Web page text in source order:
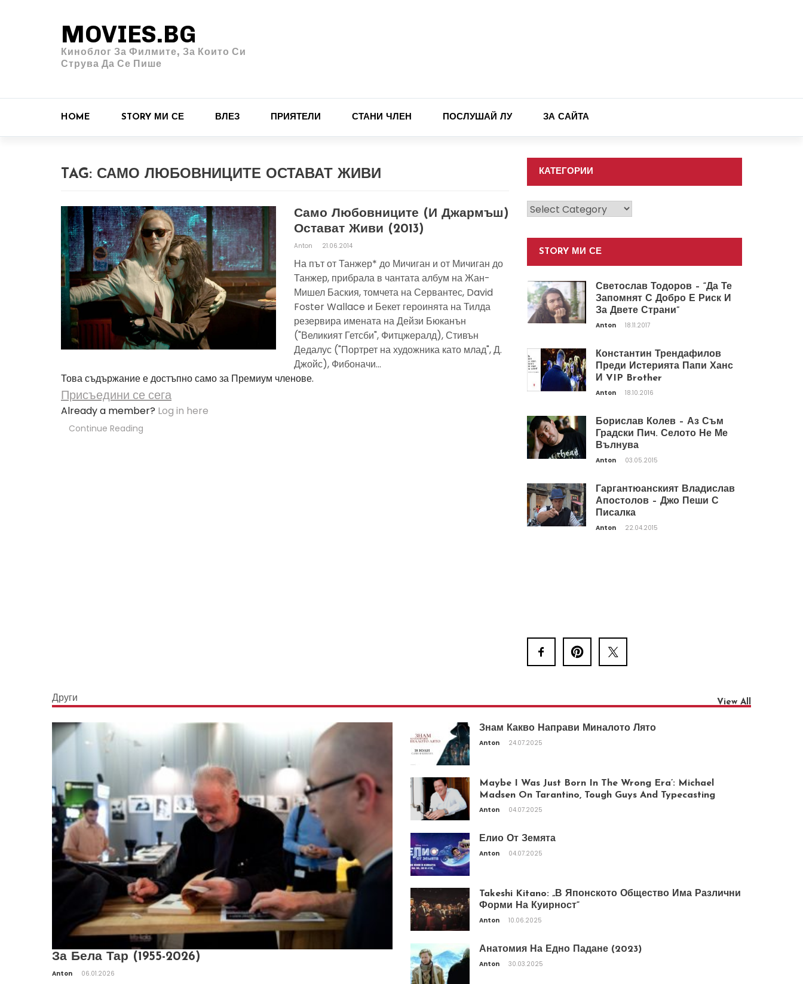
MOVIES.BG
Киноблог За Филмите, За Които Си
Струва Да Се Пише
HOME STORY МИ СЕ ВЛЕЗ ПРИЯТЕЛИ СТАНИ ЧЛЕН ПОСЛУШАЙ ЛУ ЗА САЙТА
TAG: САМО ЛЮБОВНИЦИТЕ ОСТАВАТ ЖИВИ
Само Любовниците (и Джармъш)
Остават Живи (2013)
Anton 21.06.2014
На път от Танжер* до Мичиган и от Мичиган до
Танжер, прибрала в чантата албум на Жан-
Мишел Баския, томчета на Сервантес, David
Foster Wallace и Бекет героинята на Тилда
резервира имената на Дейзи Бюканън
("Великият Гетсби", Фитцжералд), Стивън
Дедалус ("Портрет на художника като млад", Д.
Джойс), Фибоначи...
Това съдържание е достъпно само за Премиум членове.
Присъедини се сега
Already a member? Log in here
Continue Reading
КАТЕГОРИИ
Категории
STORY МИ СЕ
Светослав Тодоров – “Да Те
Запомнят С Добро Е Риск И
За Двете Страни”
Anton 18.11.2017
Константин Трендафилов
Преди Истерията Папи Ханс
И VIP Brother
Anton 18.10.2016
Борислав Колев – Аз Съм
Градски Пич. Селото Не Ме
Вълнува
Anton 03.05.2015
Гаргантюанският Владислав
Апостолов – Джо Пеши С
Писалка
Anton 22.04.2015
Други View All
За Бела Тар (1955-2026)
Anton 06.01.2026
Знам Какво Направи Миналото Лято
Anton 24.07.2025
Maybe I Was Just Born In The Wrong Era’: Michael
Madsen On Tarantino, Tough Guys And Typecasting
Anton 04.07.2025
Елио От Земята
Anton 04.07.2025
Takeshi Kitano: „В Японското Общество Има Различни
Форми На Куирност“
Anton 10.06.2025
Анатомия На Едно Падане (2023)
Anton 30.03.2025